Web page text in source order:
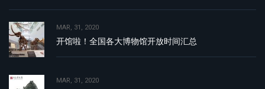
MAR, 31, 2020
开馆啦！全国各大博物馆开放时间汇总
MAR, 31, 2020